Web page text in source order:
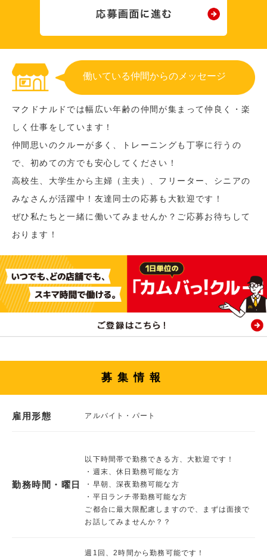
働いている仲間からのメッセージ
マクドナルドでは幅広い年齢の仲間が集まって仲良く・楽
しく仕事をしています！
仲間思いのクルーが多く、トレーニングも丁寧に行うの
で、初めての方でも安心してください！
高校生、大学生から主婦（主夫）、フリーター、シニアの
みなさんが活躍中！友達同士の応募も大歓迎です！
ぜひ私たちと一緒に働いてみませんか？ご応募お待ちして
おります！
募集情報
雇用形態 アルバイト・パート
勤務時間・曜日
以下時間帯で勤務できる方、大歓迎です！
・週末、休日勤務可能な方
・早朝、深夜勤務可能な方
・平日ランチ帯勤務可能な方
ご都合に最大限配慮しますので、まずは面接で
お話してみませんか？？
週1回、2時間から勤務可能です！